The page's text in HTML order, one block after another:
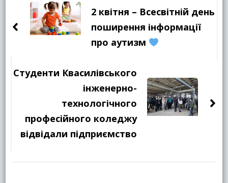
по
запису
2 квітня – Всесвітній день
поширення інформації
про аутизм
Студенти Квасилівського
інженерно-
технологічного
професійного коледжу
відвідали підприємство